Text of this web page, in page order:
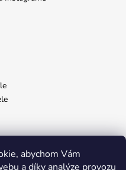
abychom Vám
a díky analýze provozu